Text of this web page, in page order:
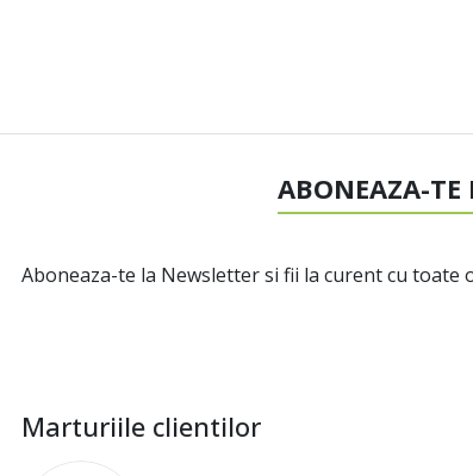
ABONEAZA-TE
Aboneaza-te la Newsletter si fii la curent cu toate
Marturiile clientilor